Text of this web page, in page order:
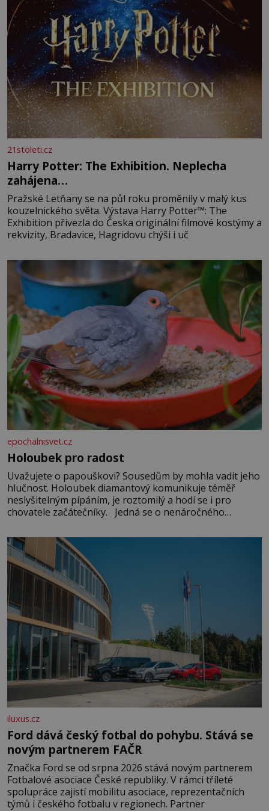
21stoleti.cz
Harry Potter: The Exhibition. Neplecha
zahájena…
Pražské Letňany se na půl roku proměnily v malý kus
kouzelnického světa. Výstava Harry Potter™: The
Exhibition přivezla do Česka originální filmové kostýmy a
rekvizity, Bradavice, Hagridovu chýši i uč
epochalnisvet.cz
Holoubek pro radost
Uvažujete o papouškovi? Sousedům by mohla vadit jeho
hlučnost. Holoubek diamantový komunikuje téměř
neslyšitelným pípáním, je roztomilý a hodí se i pro
chovatele začátečníky. Jedná se o nenáročného
času tráví na zemi, kde sbírá zbytky semínek Jeho
domovinou je prakticky celá Austrálie s výjimkou
pobřežní oblasti.
iluxus.cz
Ford dává český fotbal do pohybu. Stává se
novým partnerem FAČR
Značka Ford se od srpna 2026 stává novým partnerem
Fotbalové asociace České republiky. V rámci tříleté
spolupráce zajistí mobilitu asociace, reprezentačních
týmů i českého fotbalu v regionech. Partner